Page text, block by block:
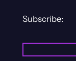
Subscribe: